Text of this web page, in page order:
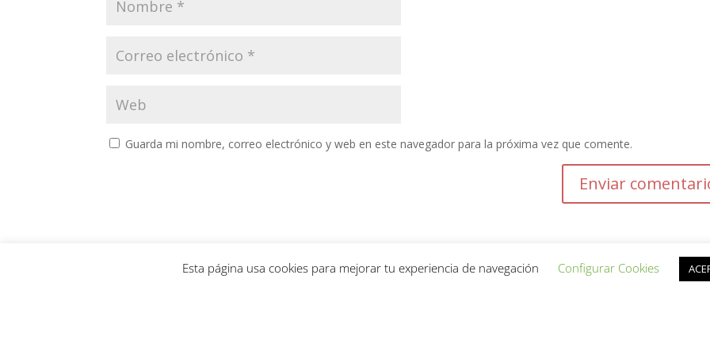
Guarda mi nombre, correo electrónico y web en este navegador para la próxima vez que comente.
Esta página usa cookies para mejorar tu experiencia de navegación Configurar Cookies